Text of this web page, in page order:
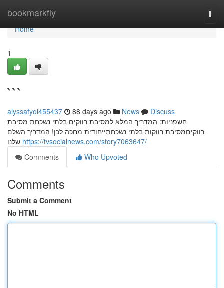
bookmarkfly
Home
Home
1
```
alyssafyoi455437 88 days ago News
Discuss
חשפניות: המדריך המלא למסיבת רווקים בלתי נשכחת מסיבת
רווקיםמסיבת רווקות בלתי נשכחתייחודית מחכה לכן! המדריך השלם
https://tvsocialnews.com/story7063647/
Comments
Who Upvoted
Comments
Submit a Comment
No HTML